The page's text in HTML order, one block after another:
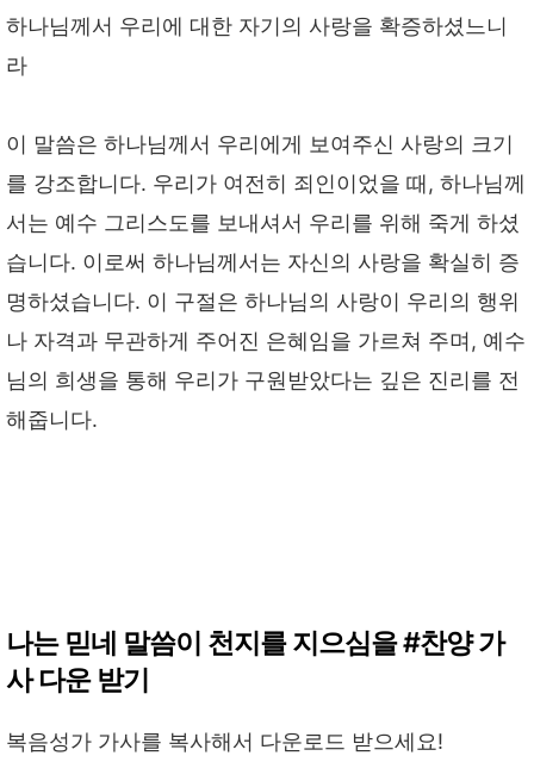
하나님께서 우리에 대한 자기의 사랑을 확증하셨느니
라
이 말씀은 하나님께서 우리에게 보여주신 사랑의 크기
를 강조합니다. 우리가 여전히 죄인이었을 때, 하나님께
서는 예수 그리스도를 보내셔서 우리를 위해 죽게 하셨
습니다. 이로써 하나님께서는 자신의 사랑을 확실히 증
명하셨습니다. 이 구절은 하나님의 사랑이 우리의 행위
나 자격과 무관하게 주어진 은혜임을 가르쳐 주며, 예수
님의 희생을 통해 우리가 구원받았다는 깊은 진리를 전
해줍니다.
나는 믿네 말씀이 천지를 지으심을 #찬양 가
사 다운 받기
복음성가 가사를 복사해서 다운로드 받으세요!